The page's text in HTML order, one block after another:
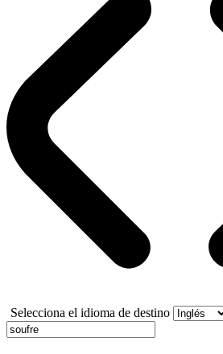
Selecciona el idioma de destino